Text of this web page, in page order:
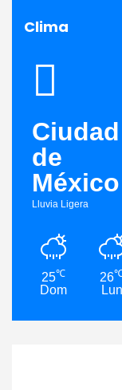
Clima
Ciudad
de
México
Lluvia Ligera
25℃
Dom
26
Lun